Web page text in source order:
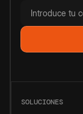
SOLUCIONES